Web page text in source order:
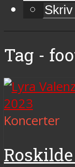
Tag -
Koncerter